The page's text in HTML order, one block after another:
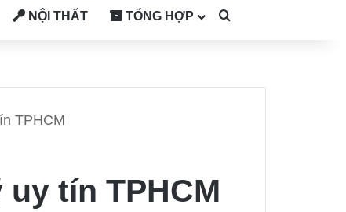
NỘI THẤT TỔNG HỢP
TPHCM
tín TPHCM